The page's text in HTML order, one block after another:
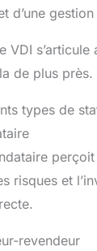
d’une
VDI
de plus près.
types de
risques et
revendeur